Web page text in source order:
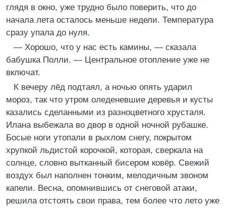
глядя в окно, уже трудно было поверить, что до
начала лета осталось меньше недели. Температура
сразу упала до нуля.
— Хорошо, что у нас есть камины, — сказала
бабушка Полли. — Центральное отопление уже не
включат.
К вечеру лёд подтаял, а ночью опять ударил
мороз, так что утром оледеневшие деревья и кусты
казались сделанными из разноцветного хрусталя.
Илана выбежала во двор в одной ночной рубашке.
Босые ноги утопали в рыхлом снегу, покрытом
хрупкой льдистой корочкой, которая, сверкала на
солнце, словно вытканный бисером ковёр. Свежий
воздух был наполнен тонким, мелодичным звоном
капели. Весна, опомнившись от снеговой атаки,
решила отстоять свои права, тем более что лето уже